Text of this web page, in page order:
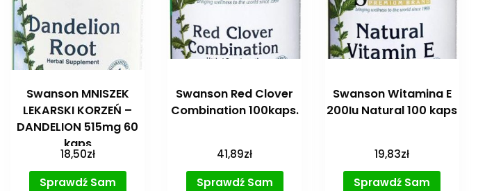
Swanson MNISZEK
LEKARSKI KORZEŃ –
DANDELION 515mg 60
kaps
18,50zł
Sprawdź Sam
Swanson Red Clover
Combination 100kaps.
41,89zł
Sprawdź Sam
Swanson Witamina E
200Iu Natural 100 kaps
19,83zł
Sprawdź Sam